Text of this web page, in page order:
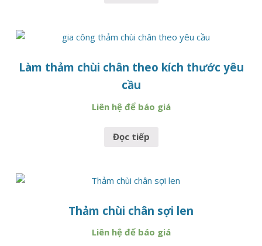
Làm thảm chùi chân theo kích thước yêu
cầu
Liên hệ để báo giá
Đọc tiếp
Thảm chùi chân sợi len
Liên hệ để báo giá